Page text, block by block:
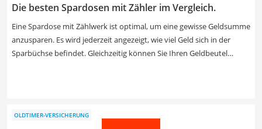
Die besten Spardosen mit Zähler im Vergleich.
Eine Spardose mit Zählwerk ist optimal, um eine gewisse Geldsumme
anzusparen. Es wird jederzeit angezeigt, wie viel Geld sich in der
Sparbüchse befindet. Gleichzeitig können Sie Ihren Geldbeutel
Sparschwein individuell verziert werden kann.
OLDTIMER-VERSICHERUNG